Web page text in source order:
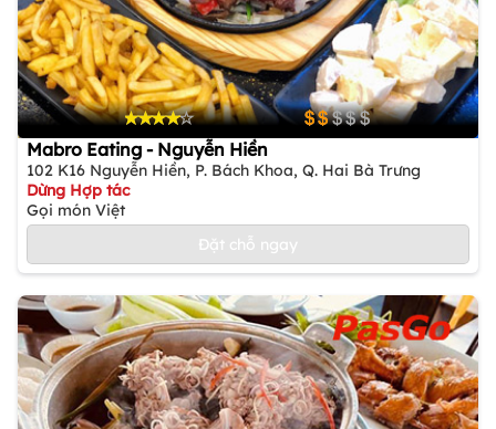
Mabro Eating - Nguyễn Hiền
102 K16 Nguyễn Hiền, P. Bách Khoa, Q. Hai Bà Trưng
Dừng Hợp tác
Gọi món Việt
Đặt chỗ ngay